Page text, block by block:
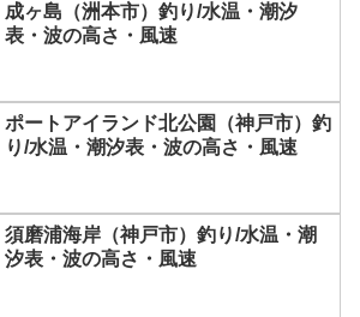
成ヶ島（洲本市）釣り/水温・潮汐
表・波の高さ・風速
ポートアイランド北公園（神戸市）釣
り/水温・潮汐表・波の高さ・風速
須磨浦海岸（神戸市）釣り/水温・潮
汐表・波の高さ・風速